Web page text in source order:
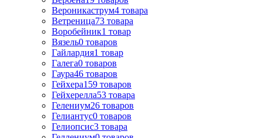
Вероникаструм4 товара
Ветреница73 товара
Воробейник1 товар
Вязель0 товаров
Гайлардия1 товар
Галега0 товаров
Гаура46 товаров
Гейхера159 товаров
Гейхерелла53 товара
Гелениум26 товаров
Гелиантус0 товаров
Гелиопсис3 товара